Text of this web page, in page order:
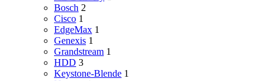
Bosch 2
Cisco 1
EdgeMax 1
Genexis 1
Grandstream 1
HDD 3
Keystone-Blende 1